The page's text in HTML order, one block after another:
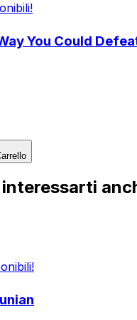
You Could